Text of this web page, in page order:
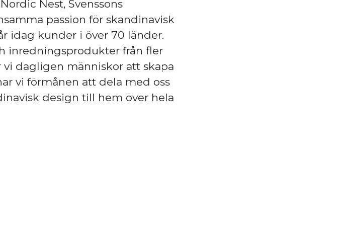
Nest, Svenssons
passion för skandinavisk
idag kunder i över 70 länder.
inredningsprodukter från fler
dagligen människor att skapa
vi förmånen att dela med oss
design till hem över hela